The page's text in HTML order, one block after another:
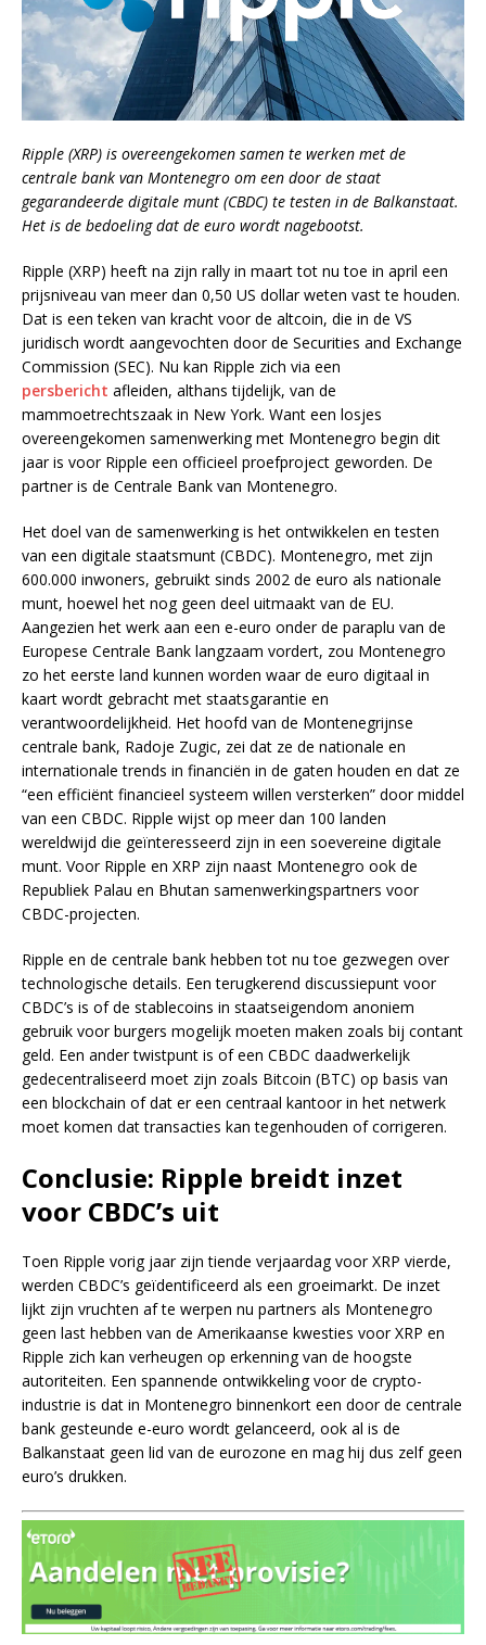
Ripple (XRP) is overeengekomen samen te werken met de
centrale bank van Montenegro om een door de staat
gegarandeerde digitale munt (CBDC) te testen in de Balkanstaat.
Het is de bedoeling dat de euro wordt nagebootst.
Ripple (XRP) heeft na zijn rally in maart tot nu toe in april een
prijsniveau van meer dan 0,50 US dollar weten vast te houden.
Dat is een teken van kracht voor de altcoin, die in de VS
juridisch wordt aangevochten door de Securities and Exchange
Commission (SEC). Nu kan Ripple zich via een
persbericht afleiden, althans tijdelijk, van de
mammoetrechtszaak in New York. Want een losjes
overeengekomen samenwerking met Montenegro begin dit
jaar is voor Ripple een officieel proefproject geworden. De
partner is de Centrale Bank van Montenegro.
Het doel van de samenwerking is het ontwikkelen en testen
van een digitale staatsmunt (CBDC). Montenegro, met zijn
600.000 inwoners, gebruikt sinds 2002 de euro als nationale
munt, hoewel het nog geen deel uitmaakt van de EU.
Aangezien het werk aan een e-euro onder de paraplu van de
Europese Centrale Bank langzaam vordert, zou Montenegro
zo het eerste land kunnen worden waar de euro digitaal in
kaart wordt gebracht met staatsgarantie en
verantwoordelijkheid. Het hoofd van de Montenegrijnse
centrale bank, Radoje Zugic, zei dat ze de nationale en
internationale trends in financiën in de gaten houden en dat ze
“een efficiënt financieel systeem willen versterken” door middel
van een CBDC. Ripple wijst op meer dan 100 landen
wereldwijd die geïnteresseerd zijn in een soevereine digitale
munt. Voor Ripple en XRP zijn naast Montenegro ook de
Republiek Palau en Bhutan samenwerkingspartners voor
CBDC-projecten.
Ripple en de centrale bank hebben tot nu toe gezwegen over
technologische details. Een terugkerend discussiepunt voor
CBDC’s is of de stablecoins in staatseigendom anoniem
gebruik voor burgers mogelijk moeten maken zoals bij contant
geld. Een ander twistpunt is of een CBDC daadwerkelijk
gedecentraliseerd moet zijn zoals Bitcoin (BTC) op basis van
een blockchain of dat er een centraal kantoor in het netwerk
moet komen dat transacties kan tegenhouden of corrigeren.
Conclusie: Ripple breidt inzet
voor CBDC’s uit
Toen Ripple vorig jaar zijn tiende verjaardag voor XRP vierde,
werden CBDC’s geïdentificeerd als een groeimarkt. De inzet
lijkt zijn vruchten af te werpen nu partners als Montenegro
geen last hebben van de Amerikaanse kwesties voor XRP en
Ripple zich kan verheugen op erkenning van de hoogste
autoriteiten. Een spannende ontwikkeling voor de crypto-
industrie is dat in Montenegro binnenkort een door de centrale
bank gesteunde e-euro wordt gelanceerd, ook al is de
Balkanstaat geen lid van de eurozone en mag hij dus zelf geen
euro’s drukken.